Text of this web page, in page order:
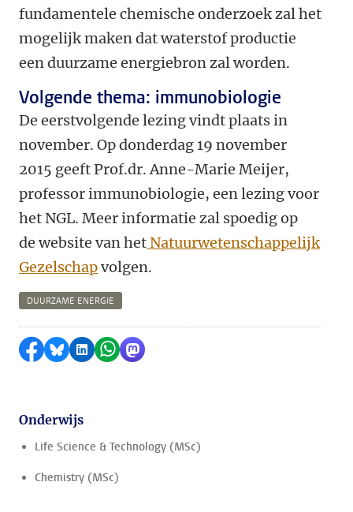
fundamentele chemische onderzoek zal het
mogelijk maken dat waterstof productie
een duurzame energiebron zal worden.
Volgende thema: immunobiologie
De eerstvolgende lezing vindt plaats in
november. Op donderdag 19 november
2015 geeft Prof.dr. Anne-Marie Meijer,
professor immunobiologie, een lezing voor
het NGL. Meer informatie zal spoedig op
de website van hetNatuurwetenschappelijk
Gezelschapvolgen.
DUURZAME ENERGIE
Delen op Facebook
Delen via Bluesky
Delen op LinkedIn
Delen via WhatsApp
Delen via Mastodon
Onderwijs
Life Science & Technology (MSc)
Chemistry (MSc)